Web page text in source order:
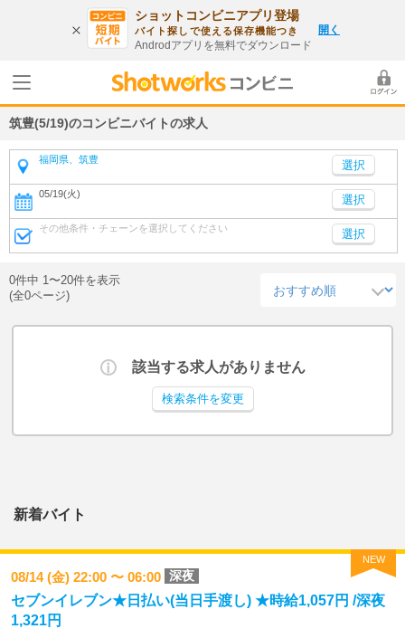
ショットコンビニアプリ登場
バイト探しで使える保存機能つき
Androdアプリを無料でダウンロード
開く
筑豊(5/19)のコンビニバイトの求人
福岡県、筑豊
05/19(火) 選択
その他条件・チェーンを選択してください 選択
0件中 1〜20件を表示
(全0ページ)
該当する求人がありません
検索条件を変更
新着バイト
NEW
08/14 (金) 22:00 〜 06:00 深夜
セブンイレブン★日払い(当日手渡し) ★時給1,057円 /深夜
1,321円